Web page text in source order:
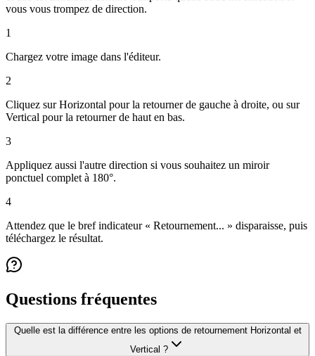
vous vous trompez de direction.
1
Chargez votre image dans l'éditeur.
2
Cliquez sur Horizontal pour la retourner de gauche à droite, ou sur
Vertical pour la retourner de haut en bas.
3
Appliquez aussi l'autre direction si vous souhaitez un miroir
ponctuel complet à 180°.
4
Attendez que le bref indicateur « Retournement... » disparaisse, puis
téléchargez le résultat.
Questions fréquentes
Quelle est la différence entre les options de retournement Horizontal et
Vertical ?